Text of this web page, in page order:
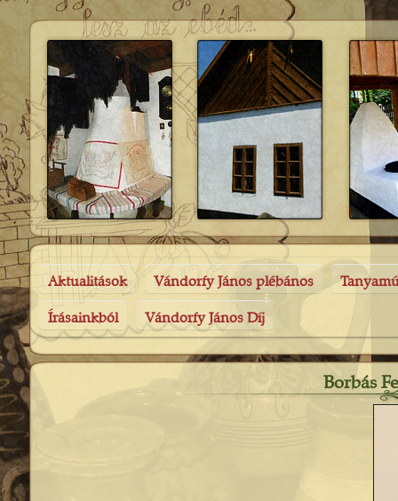
Aktualitások Vándorfy János plébános
Írásainkból Vándorfy János Díj
Borbás